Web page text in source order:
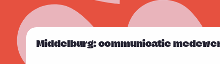
Middelburg: communicatie
L